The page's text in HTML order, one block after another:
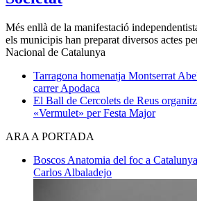
Més enllà de la manifestació
els municipis han preparat diversos actes
Nacional de Catalunya
Tarragona homenatja Montserrat
carrer Apodaca
El Ball de Cercolets de Reus
«Vermulet» per Festa Major
ARA A PORTADA
Boscos Anatomia del foc a Catalunya
Carlos Albaladejo